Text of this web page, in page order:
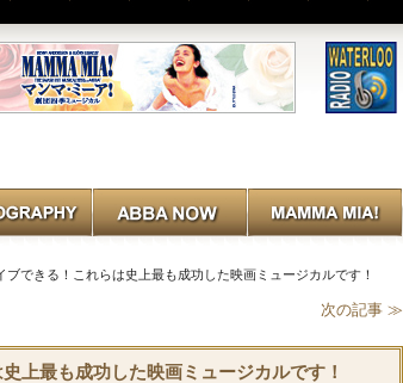
ブできる！これらは史上最も成功した映画ミュージカルです！
次の記事 ≫
上最も成功した映画ミュージカルです！